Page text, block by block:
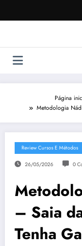
o
Página
Metodologia
Review Cursos E Métodos
26/05/2026 0
– Saia
Tenha